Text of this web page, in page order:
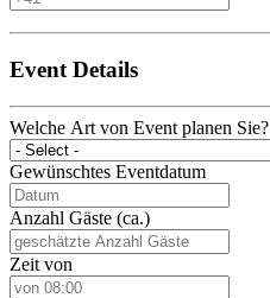
Event Details
Welche Art von Event planen Sie?
Gewünschtes Eventdatum
Anzahl Gäste (ca.)
Zeit von